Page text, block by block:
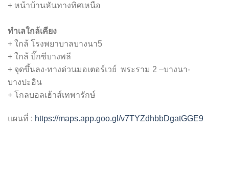
+ หน้าบ้านหันทางทิศเหนือ
ทำเลใกล้เคียง
+ ใกล้ โรงพยาบาลบางนา5
+ ใกล้ บิ๊กซีบางพลี
+ จุดขึ้นลง-ทางด่วนมอเตอร์เวย์ พระราม 2 –บางนา-
บางปะอิน
+ โกลบอลเฮ้าส์เทพารักษ์
แผนที่ : https://maps.app.goo.gl/v7TYZdhbbDgatGGE9